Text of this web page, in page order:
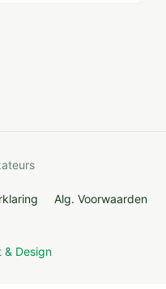
Alg. Voorwaarden
& Design